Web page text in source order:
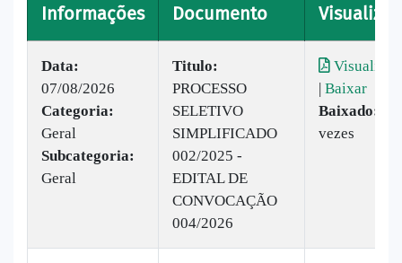
Informações Documento Visualizar
Data:
07/08/2026
Categoria:
Geral
Subcategoria:
Geral
Titulo:
PROCESSO
SELETIVO
SIMPLIFICADO
002/2025 -
EDITAL DE
CONVOCAÇÃO
004/2026
Visualizar
| Baixar
Baixado:
vezes